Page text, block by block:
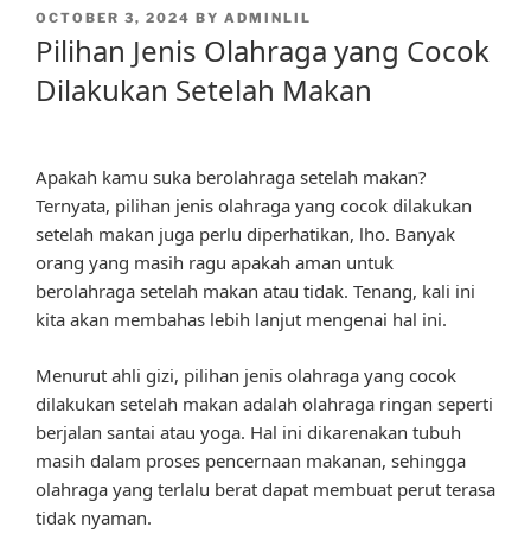
POSTED
ON
OCTOBER 3, 2024 BY ADMINLIL
Pilihan Jenis Olahraga yang Cocok
Dilakukan Setelah Makan
Apakah kamu suka berolahraga setelah makan?
Ternyata, pilihan jenis olahraga yang cocok dilakukan
setelah makan juga perlu diperhatikan, lho. Banyak
orang yang masih ragu apakah aman untuk
berolahraga setelah makan atau tidak. Tenang, kali ini
kita akan membahas lebih lanjut mengenai hal ini.
Menurut ahli gizi, pilihan jenis olahraga yang cocok
dilakukan setelah makan adalah olahraga ringan seperti
berjalan santai atau yoga. Hal ini dikarenakan tubuh
masih dalam proses pencernaan makanan, sehingga
olahraga yang terlalu berat dapat membuat perut terasa
tidak nyaman.